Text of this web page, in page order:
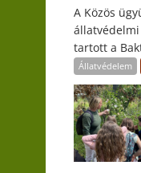
A Közös
tartott a
Állatvédelem